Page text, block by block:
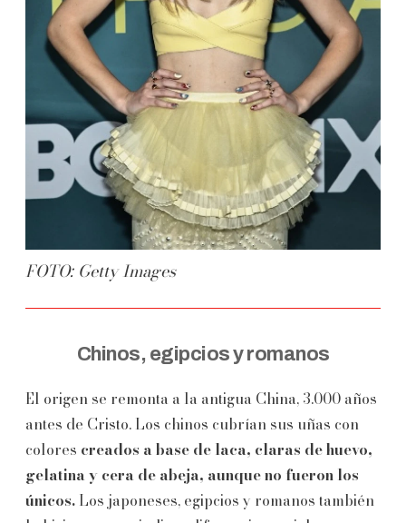
FOTO: Getty Images
Chinos, egipcios y romanos
El origen se remonta a la antigua China, 3.000 años
antes de Cristo. Los chinos cubrían sus uñas con
colores creados a base de laca, claras de huevo,
gelatina y cera de abeja, aunque no fueron los
únicos. Los japoneses, egipcios y romanos también